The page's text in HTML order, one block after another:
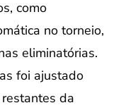
como
no torneio,
eliminatórias.
foi ajustado
da